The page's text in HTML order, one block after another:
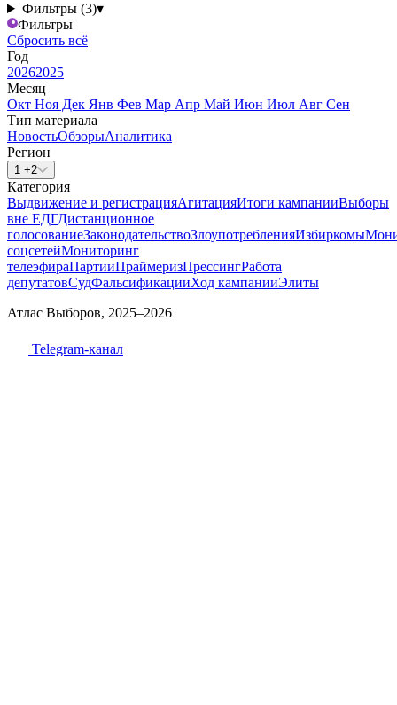
Фильтры (3)▾
Фильтры
Сбросить всё
Год
20262025
Месяц
Окт Ноя Дек Янв Фев Мар Апр Май Июн Июл Авг Сен
Тип материала
НовостьОбзорыАналитика
Регион
1 +2
Категория
Выдвижение и регистрацияАгитацияИтоги кампанииВыборы
вне ЕДГДистанционное
голосованиеЗаконодательствоЗлоупотребленияИзбиркомы
соцсетейМониторинг
телеэфираПартииПраймеризПрессингРабота
депутатовСудФальсификацииХод кампанииЭлиты
Атлас Выборов, 2025–2026
Telegram-канал